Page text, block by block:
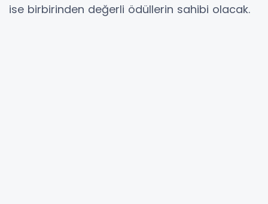
ise birbirinden değerli ödüllerin sahibi olacak.